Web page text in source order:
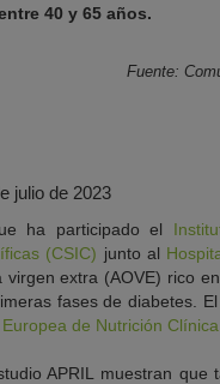
40 y 65 años.
Fuente:
julio de 2023
ha participado el
(CSIC) junto al
extra (AOVE) rico
fases de diabetes.
de Nutrición
APRIL muestran